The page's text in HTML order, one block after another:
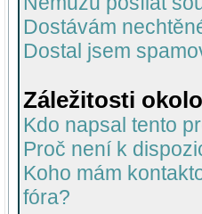
Dostávám
Dostal jsem
Záležitosti
Kdo napsal tento
Proč není k
Koho mám
fóra?